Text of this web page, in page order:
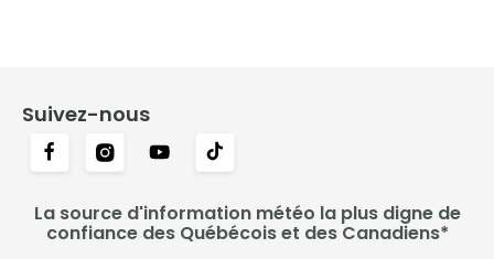
Suivez-nous
La source d'information météo la plus digne de
confiance des Québécois et des Canadiens*